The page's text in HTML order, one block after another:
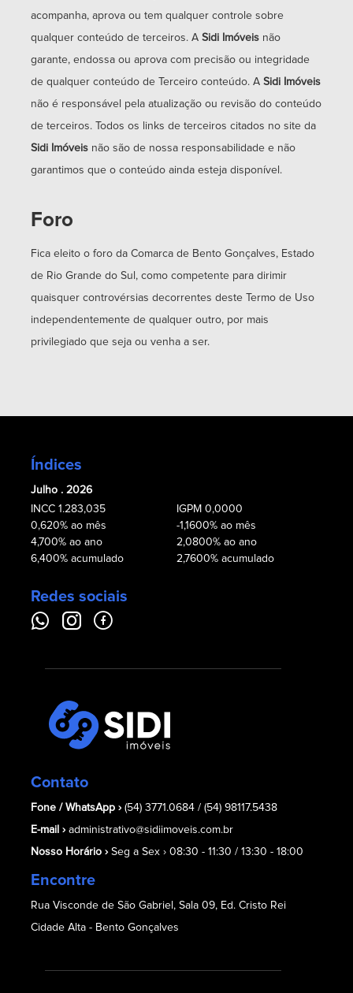
acompanha, aprova ou tem qualquer controle sobre
qualquer conteúdo de terceiros. A Sidi Imóveis não
garante, endossa ou aprova com precisão ou integridade
de qualquer conteúdo de Terceiro conteúdo. A Sidi Imóveis
não é responsável pela atualização ou revisão do conteúdo
de terceiros. Todos os links de terceiros citados no site da
Sidi Imóveis não são de nossa responsabilidade e não
garantimos que o conteúdo ainda esteja disponível.
Foro
Fica eleito o foro da Comarca de Bento Gonçalves, Estado
de Rio Grande do Sul, como competente para dirimir
quaisquer controvérsias decorrentes deste Termo de Uso
independentemente de qualquer outro, por mais
privilegiado que seja ou venha a ser.
Índices
Julho . 2026
INCC 1.283,035
0,620% ao mês
4,700% ao ano
6,400% acumulado
IGPM 0,0000
-1,1600% ao mês
2,0800% ao ano
2,7600% acumulado
Redes sociais
Contato
Fone / WhatsApp › (54) 3771.0684 / (54) 98117.5438
E-mail › administrativo@sidiimoveis.com.br
Nosso Horário › Seg a Sex › 08:30 - 11:30 / 13:30 - 18:00
Encontre
Rua Visconde de São Gabriel, Sala 09, Ed. Cristo Rei
Cidade Alta - Bento Gonçalves